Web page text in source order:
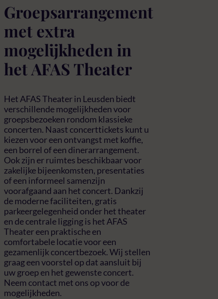
Groepsarrangement
met extra
mogelijkheden in
het AFAS Theater
Het AFAS Theater in Leusden biedt
verschillende mogelijkheden voor
groepsbezoeken rondom klassieke
concerten. Naast concerttickets kunt u
kiezen voor een ontvangst met koffie,
een borrel of een dinerarrangement.
Ook zijn er ruimtes beschikbaar voor
zakelijke bijeenkomsten, presentaties
of een informeel samenzijn
voorafgaand aan het concert. Dankzij
de moderne faciliteiten, gratis
parkeergelegenheid onder het theater
en de centrale ligging is het AFAS
Theater een praktische en
comfortabele locatie voor een
gezamenlijk concertbezoek. Wij stellen
graag een voorstel op dat aansluit bij
uw groep en het gewenste concert.
Neem contact met ons op voor de
mogelijkheden.